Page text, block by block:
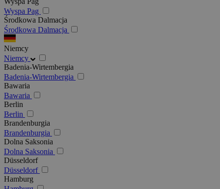
Wyspa Pag
Środkowa Dalmacja
Środkowa Dalmacja
Niemcy
Niemcy
Badenia-Wirtembergia
Badenia-Wirtembergia
Bawaria
Bawaria
Berlin
Berlin
Brandenburgia
Brandenburgia
Dolna Saksonia
Dolna Saksonia
Düsseldorf
Düsseldorf
Hamburg